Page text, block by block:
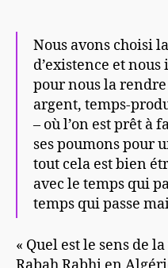
Nous avons choisi
d’existence et
pour nous la
argent, temps-
– où l’on est prêt à
ses poumons pour
tout cela est bien
avec le temps qui
temps qui passe
« Quel est le sens de